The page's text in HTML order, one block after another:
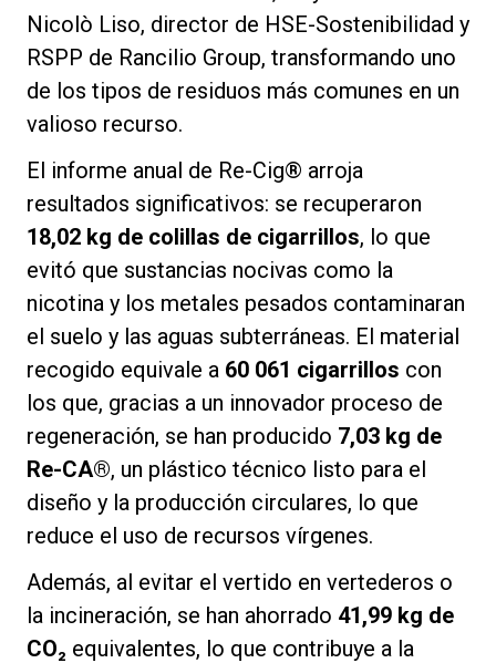
Nicolò Liso, director de HSE-Sostenibilidad y
RSPP de Rancilio Group, transformando uno
de los tipos de residuos más comunes en un
valioso recurso.
El informe anual de Re-Cig® arroja
resultados significativos: se recuperaron
18,02 kg de colillas de cigarrillos, lo que
evitó que sustancias nocivas como la
nicotina y los metales pesados contaminaran
el suelo y las aguas subterráneas. El material
recogido equivale a 60 061 cigarrillos con
los que, gracias a un innovador proceso de
regeneración, se han producido 7,03 kg de
Re-CA®, un plástico técnico listo para el
diseño y la producción circulares, lo que
reduce el uso de recursos vírgenes.
Además, al evitar el vertido en vertederos o
la incineración, se han ahorrado 41,99 kg de
CO₂ equivalentes, lo que contribuye a la
Contacto
Política de Privacidad